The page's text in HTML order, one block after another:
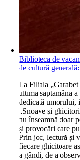
Biblioteca de
de cultură
La Filiala
ultima săptămână
dedicată umorului,
„Snoave și
nu înseamnă doar
și provocări care
Prin joc, lectură și
fiecare ghicitoare
a gândi, de a